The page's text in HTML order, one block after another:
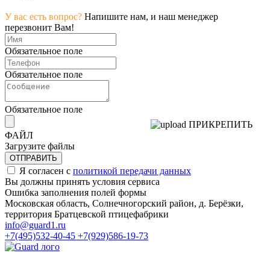
У вас есть вопрос? Напишите нам, и наш менеджер
перезвонит Вам!
Обязательное поле
Обязательное поле
Обязательное поле
ПРИКРЕПИТЬ
ФАЙЛ
Загрузите файлы
ОТПРАВИТЬ
Я согласен с политикой передачи данных
Вы должны принять условия сервиса
Ошибка заполнения полей формы
Московская область, Солнечногорский район, д. Берёзки,
территория Братцевской птицефабрики
info@guard1.ru
+7(495)532-40-45 +7(929)586-19-73